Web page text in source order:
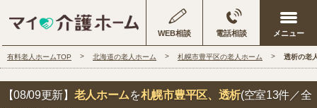
WEB相談 電話相談
有料老人ホームTOP 北海道の老人ホーム 札幌市豊平区の老人ホーム 透析の老
【08/09更新】 老人ホームを札幌市豊平区、透析(空室13件／全